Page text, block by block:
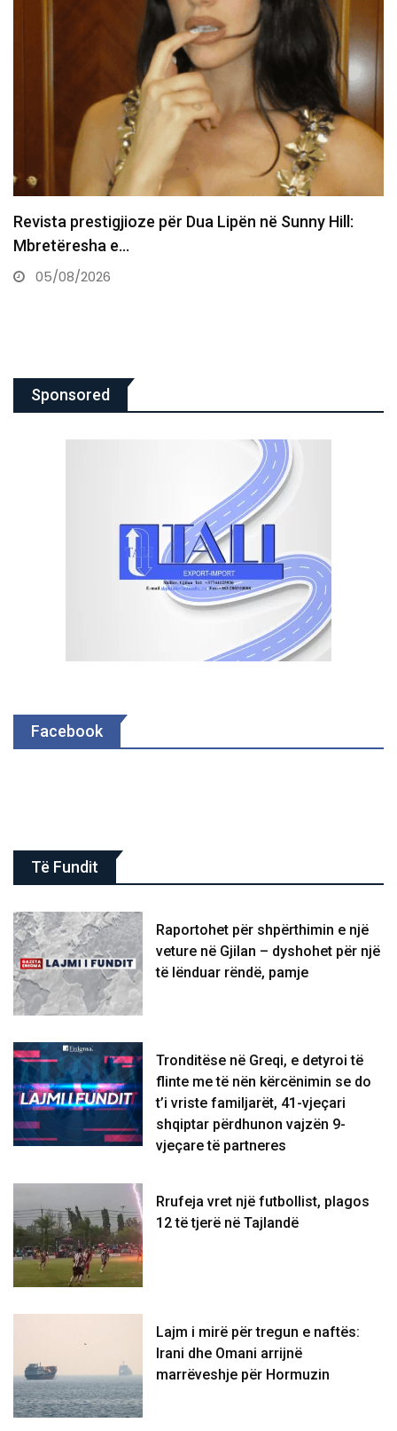
​Inaugurohet murali “Çast”, nderohen viktimat e
dhunës seksuale gjatë luftës
17/06/2026
Sponsored
Facebook
Të Fundit
Raportohet për shpërthimin e një
veture në Gjilan – dyshohet për një
të lënduar rëndë, pamje
Tronditëse në Greqi, e detyroi të
flinte me të nën kërcënimin se do
t’i vriste familjarët, 41-vjeçari
shqiptar përdhunon vajzën 9-
vjeçare të partneres
Rrufeja vret një futbollist, plagos
12 të tjerë në Tajlandë
Lajm i mirë për tregun e naftës:
Irani dhe Omani arrijnë
marrëveshje për Hormuzin